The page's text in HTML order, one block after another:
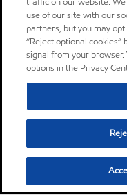
use of our site with our
partners, but you may
“Reject optional
signal from your
options in the Privacy